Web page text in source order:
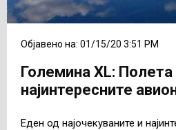
Објавено на: 01/15/20 3:51 PM
Големина XL:
најинтересните
Еден од најочекуваните и